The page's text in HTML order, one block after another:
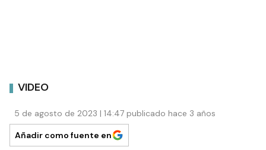
VIDEO
5 de agosto de 2023 | 14:47 publicado hace 3 años
Añadir como fuente en